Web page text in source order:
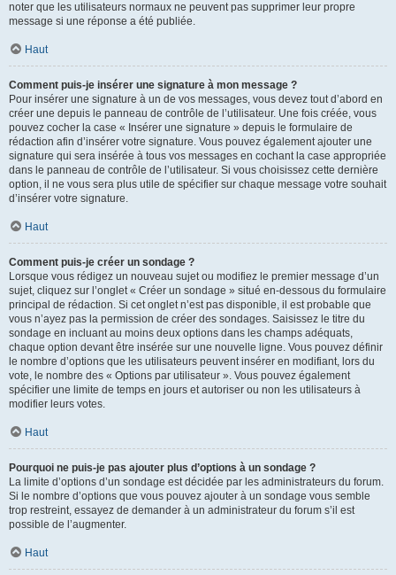
noter que les utilisateurs normaux ne peuvent pas supprimer leur propre
message si une réponse a été publiée.
Haut
Comment puis-je insérer une signature à mon message ?
Pour insérer une signature à un de vos messages, vous devez tout d’abord en
créer une depuis le panneau de contrôle de l’utilisateur. Une fois créée, vous
pouvez cocher la case « Insérer une signature » depuis le formulaire de
rédaction afin d’insérer votre signature. Vous pouvez également ajouter une
signature qui sera insérée à tous vos messages en cochant la case appropriée
dans le panneau de contrôle de l’utilisateur. Si vous choisissez cette dernière
option, il ne vous sera plus utile de spécifier sur chaque message votre souhait
d’insérer votre signature.
Haut
Comment puis-je créer un sondage ?
Lorsque vous rédigez un nouveau sujet ou modifiez le premier message d’un
sujet, cliquez sur l’onglet « Créer un sondage » situé en-dessous du formulaire
principal de rédaction. Si cet onglet n’est pas disponible, il est probable que
vous n’ayez pas la permission de créer des sondages. Saisissez le titre du
sondage en incluant au moins deux options dans les champs adéquats,
chaque option devant être insérée sur une nouvelle ligne. Vous pouvez définir
le nombre d’options que les utilisateurs peuvent insérer en modifiant, lors du
vote, le nombre des « Options par utilisateur ». Vous pouvez également
spécifier une limite de temps en jours et autoriser ou non les utilisateurs à
modifier leurs votes.
Haut
Pourquoi ne puis-je pas ajouter plus d’options à un sondage ?
La limite d’options d’un sondage est décidée par les administrateurs du forum.
Si le nombre d’options que vous pouvez ajouter à un sondage vous semble
trop restreint, essayez de demander à un administrateur du forum s’il est
possible de l’augmenter.
Haut